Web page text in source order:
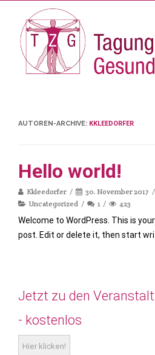
AUTOREN-ARCHIVE: KKLEEDORFER
Hello world!
Kkleedorfer
30. November 2017
Uncategorized
1 423
Welcome to WordPress. This is
post. Edit or delete it, then start
Jetzt zu den
- kostenlos
Hier klicken!